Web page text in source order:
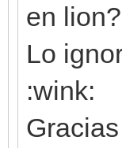
en
Lo
:wink: